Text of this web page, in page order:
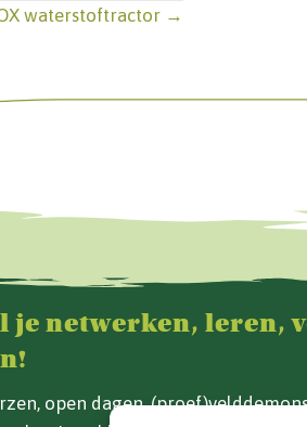
waterstoftractor →
je netwerken, leren,
open dagen,